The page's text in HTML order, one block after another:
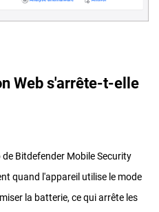
Web s'arrête-t-elle
Bitdefender Mobile Security
quand l'appareil utilise le mode
la batterie, ce qui arrête les